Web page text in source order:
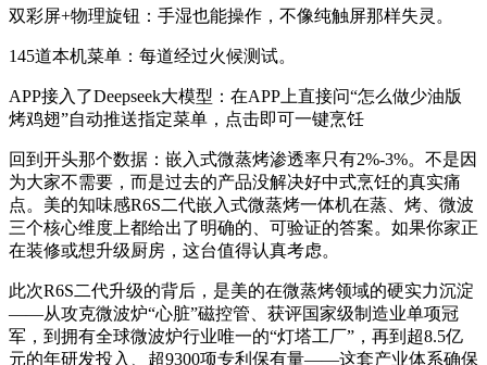
双彩屏+物理旋钮：手湿也能操作，不像纯触屏那样失灵。
145道本机菜单：每道经过火候测试。
APP接入了Deepseek大模型：在APP上直接问“怎么做少油版
烤鸡翅”自动推送指定菜单，点击即可一键烹饪
回到开头那个数据：嵌入式微蒸烤渗透率只有2%-3%。不是因
为大家不需要，而是过去的产品没解决好中式烹饪的真实痛
点。美的知味感R6S二代嵌入式微蒸烤一体机在蒸、烤、微波
三个核心维度上都给出了明确的、可验证的答案。如果你家正
在装修或想升级厨房，这台值得认真考虑。
此次R6S二代升级的背后，是美的在微蒸烤领域的硬实力沉淀
——从攻克微波炉“心脏”磁控管、获评国家级制造业单项冠
军，到拥有全球微波炉行业唯一的“灯塔工厂”，再到超8.5亿
元的年研发投入、超9300项专利保有量——这套产业体系确保